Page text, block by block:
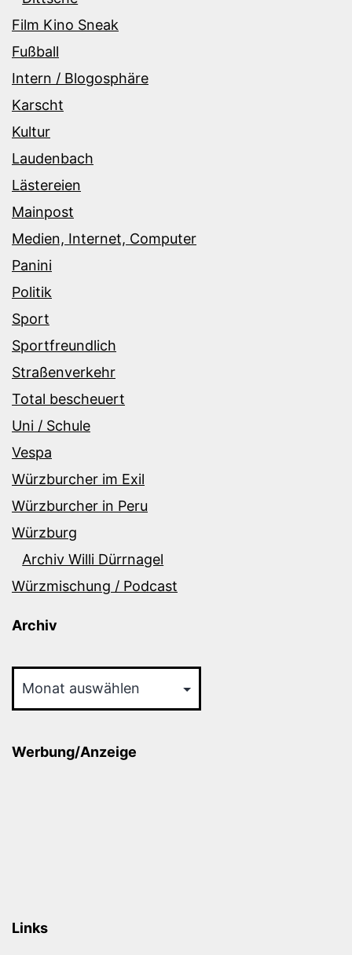
Film Kino Sneak
Fußball
Intern / Blogosphäre
Karscht
Kultur
Laudenbach
Lästereien
Mainpost
Medien, Internet, Computer
Panini
Politik
Sport
Sportfreundlich
Straßenverkehr
Total bescheuert
Uni / Schule
Vespa
Würzburcher im Exil
Würzburcher in Peru
Würzburg
Archiv Willi Dürrnagel
Würzmischung / Podcast
Archiv
Werbung/Anzeige
Links